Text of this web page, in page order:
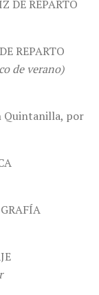
DE REPARTO
REPARTO
de verano)
Quintanilla, por